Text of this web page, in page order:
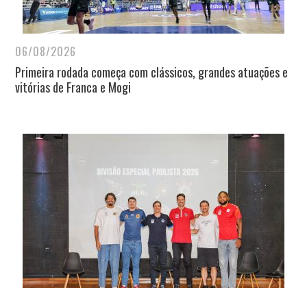
06/08/2026
Primeira rodada começa com clássicos, grandes atuações e
vitórias de Franca e Mogi